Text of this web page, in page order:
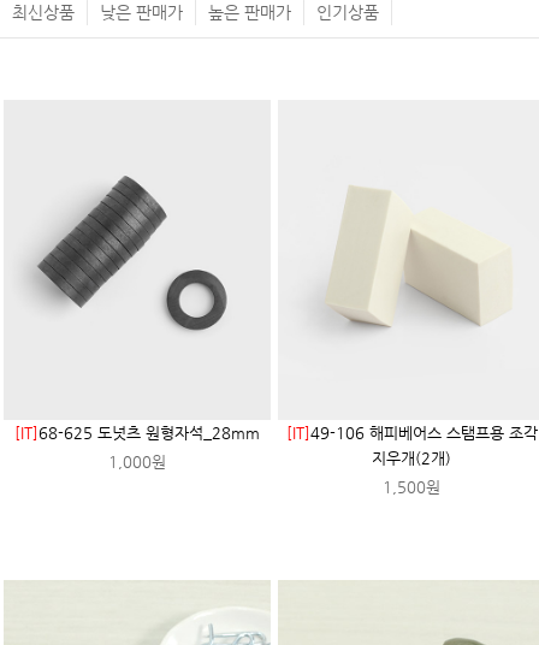
최신상품 낮은 판매가 높은 판매가 인기상품
[IT]68-625 도넛츠 원형자석_28mm
1,000원
[IT]49-106 해피베어스 스탬프용 조각
지우개(2개)
1,500원